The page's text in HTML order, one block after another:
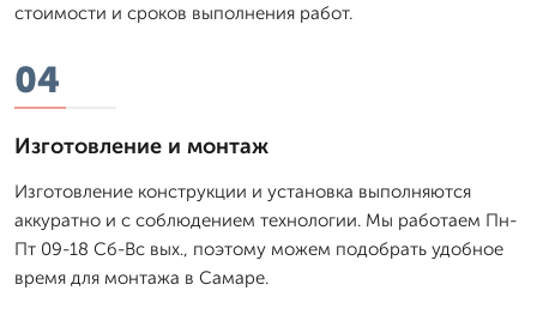
стоимости и сроков выполнения работ.
04
Изготовление и монтаж
Изготовление конструкции и установка выполняются
аккуратно и с соблюдением технологии. Мы работаем Пн-
Пт 09-18 Сб-Вс вых., поэтому можем подобрать удобное
время для монтажа в Самаре.